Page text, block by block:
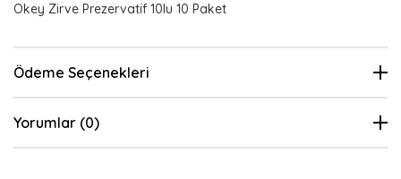
Okey Zirve Prezervatif 10lu 10 Paket
Ödeme Seçenekleri
Yorumlar (0)